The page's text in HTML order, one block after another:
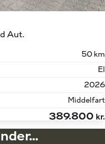
Aut.
50 km
El
2026
Middelfart
389.800 kr.